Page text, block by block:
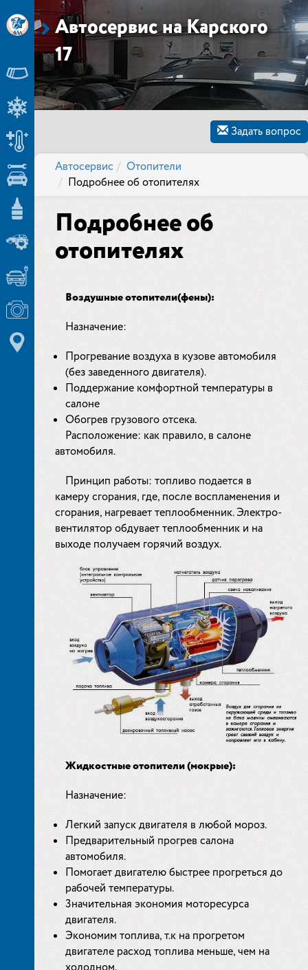
Автосервис на Карского
17
Задать вопрос
Автосервис
Отопители
Подробнее об отопителях
Подробнее об
отопителях
Воздушные отопители(фены):
Назначение:
Прогревание воздуха в кузове автомобиля
(без заведенного двигателя).
Поддержание комфортной температуры в
салоне
Обогрев грузового отсека.
Расположение: как правило, в салоне
автомобиля.
Принцип работы: топливо подается в
камеру сгорания, где, после воспламенения и
сгорания, нагревает теплообменник. Электро-
вентилятор обдувает теплообменник и на
выходе получаем горячий воздух.
Жидкостные отопители (мокрые):
Назначение:
Легкий запуск двигателя в любой мороз.
Предварительный прогрев салона
автомобиля.
Помогает двигателю быстрее прогреться до
рабочей температуры.
3начительная экономия моторесурса
двигателя.
Экономим топлива, т.к на прогретом
двигателе расход топлива меньше, чем на